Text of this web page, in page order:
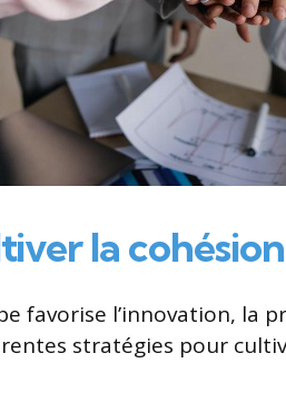
la cohésion
favorise l’innovation, la
stratégies pour